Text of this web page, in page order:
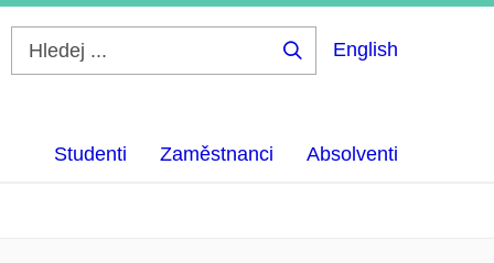
English
Studenti Zaměstnanci Absolventi